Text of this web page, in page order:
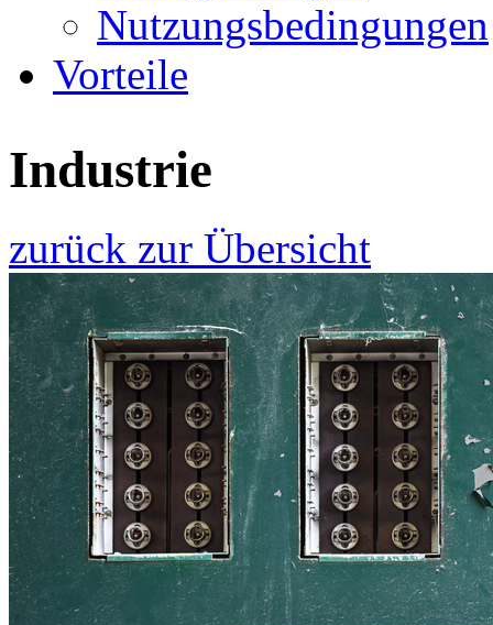
Nutzungsbedingungen
Vorteile
Industrie
zurück zur Übersicht